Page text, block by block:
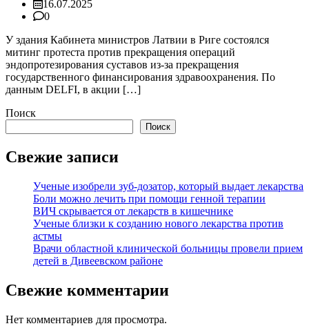
16.07.2025
0
У здания Кабинета министров Латвии в Риге состоялся
митинг протеста против прекращения операций
эндопротезирования суставов из-за прекращения
государственного финансирования здравоохранения. По
данным DELFI, в акции […]
Поиск
Поиск
Свежие записи
Ученые изобрели зуб-дозатор, который выдает лекарства
Боли можно лечить при помощи генной терапии
ВИЧ скрывается от лекарств в кишечнике
Ученые близки к созданию нового лекарства против
астмы
Врачи областной клинической больницы провели прием
детей в Дивеевском районе
Свежие комментарии
Нет комментариев для просмотра.